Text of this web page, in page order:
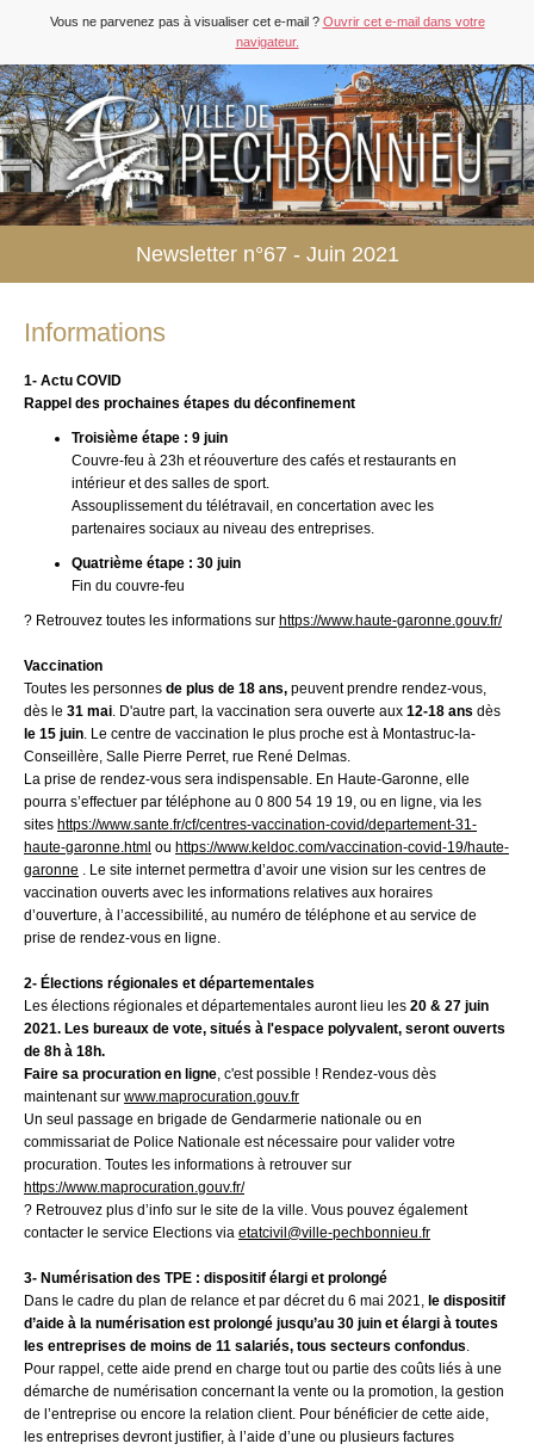
Vous ne parvenez pas à visualiser cet e-mail ? Ouvrir cet e-mail dans votre
navigateur.
Newsletter n°67 - Juin 2021
Informations
1- Actu COVID
Rappel des prochaines étapes du déconfinement
Troisième étape : 9 juin
Couvre-feu à 23h et réouverture des cafés et restaurants en
intérieur et des salles de sport.
Assouplissement du télétravail, en concertation avec les
partenaires sociaux au niveau des entreprises.
Quatrième étape : 30 juin
Fin du couvre-feu
? Retrouvez toutes les informations sur https://www.haute-garonne.gouv.fr/
Vaccination
Toutes les personnes de plus de 18 ans, peuvent prendre rendez-vous,
dès le 31 mai. D'autre part, la vaccination sera ouverte aux 12-18 ans dès
le 15 juin. Le centre de vaccination le plus proche est à Montastruc-la-
Conseillère, Salle Pierre Perret, rue René Delmas.
La prise de rendez-vous sera indispensable. En Haute-Garonne, elle
pourra s’effectuer par téléphone au 0 800 54 19 19, ou en ligne, via les
sites https://www.sante.fr/cf/centres-vaccination-covid/departement-31-
haute-garonne.html ou https://www.keldoc.com/vaccination-covid-19/haute-
garonne . Le site internet permettra d’avoir une vision sur les centres de
vaccination ouverts avec les informations relatives aux horaires
d’ouverture, à l’accessibilité, au numéro de téléphone et au service de
prise de rendez-vous en ligne.
2- Élections régionales et départementales
Les élections régionales et départementales auront lieu les 20 & 27 juin
2021. Les bureaux de vote, situés à l'espace polyvalent, seront ouverts
de 8h à 18h.
Faire sa procuration en ligne, c'est possible ! Rendez-vous dès
maintenant sur www.maprocuration.gouv.fr
Un seul passage en brigade de Gendarmerie nationale ou en
commissariat de Police Nationale est nécessaire pour valider votre
procuration. Toutes les informations à retrouver sur
https://www.maprocuration.gouv.fr/
? Retrouvez plus d’info sur le site de la ville. Vous pouvez également
contacter le service Elections via etatcivil@ville-pechbonnieu.fr
3- Numérisation des TPE : dispositif élargi et prolongé
Dans le cadre du plan de relance et par décret du 6 mai 2021, le dispositif
d’aide à la numérisation est prolongé jusqu’au 30 juin et élargi à toutes
les entreprises de moins de 11 salariés, tous secteurs confondus.
Pour rappel, cette aide prend en charge tout ou partie des coûts liés à une
démarche de numérisation concernant la vente ou la promotion, la gestion
de l’entreprise ou encore la relation client. Pour bénéficier de cette aide,
les entreprises devront justifier, à l’aide d’une ou plusieurs factures